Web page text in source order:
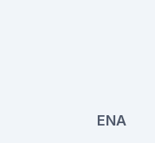
ENA